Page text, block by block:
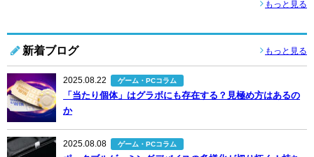
もっと見る
新着ブログ もっと見る
2025.08.22 ゲーム・PCコラム
「当たり個体」はグラボにも存在する？見極め方はあるの
か
2025.08.08 ゲーム・PCコラム